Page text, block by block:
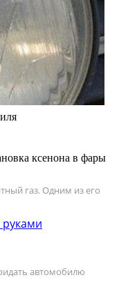
ксенона в фары
газ. Одним из его
автомобилю